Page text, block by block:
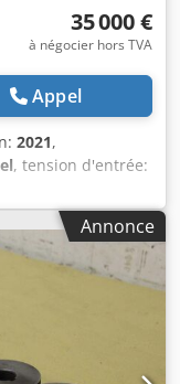
35 000 €
à négocier hors TVA
Appel
2021,
, tension d'entrée:
compacte et
(WP),
d’une
idéale pour
obtenir une
sur une surface
rationnelle
et de petits
Annonce